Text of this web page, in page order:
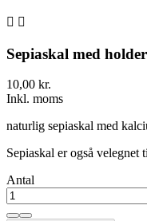
 
Sepiaskal med
10,00 kr.
Inkl. moms
naturlig sepiaskal med
Sepiaskal er også velegnet
Antal